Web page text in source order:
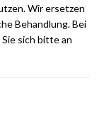
Wir ersetzen
Behandlung. Bei
sich bitte an